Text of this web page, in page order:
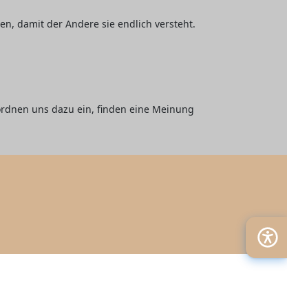
damit der Andere sie endlich versteht.
uns dazu ein, finden eine Meinung